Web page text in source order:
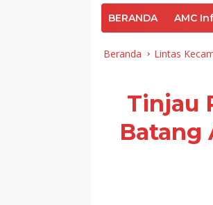
BERANDA AMC
Beranda Lintas
Tinjau
Batang